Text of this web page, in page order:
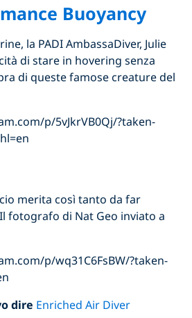
Buoyancy
la PADI AmbassaDiver, Julie
di stare in hovering senza
di queste famose creature del
p/5vJkrVB0Qj/?taken-
merita così tanto da far
fotografo di Nat Geo inviato a
p/wq31C6FsBW/?taken-
dire Enriched Air Diver